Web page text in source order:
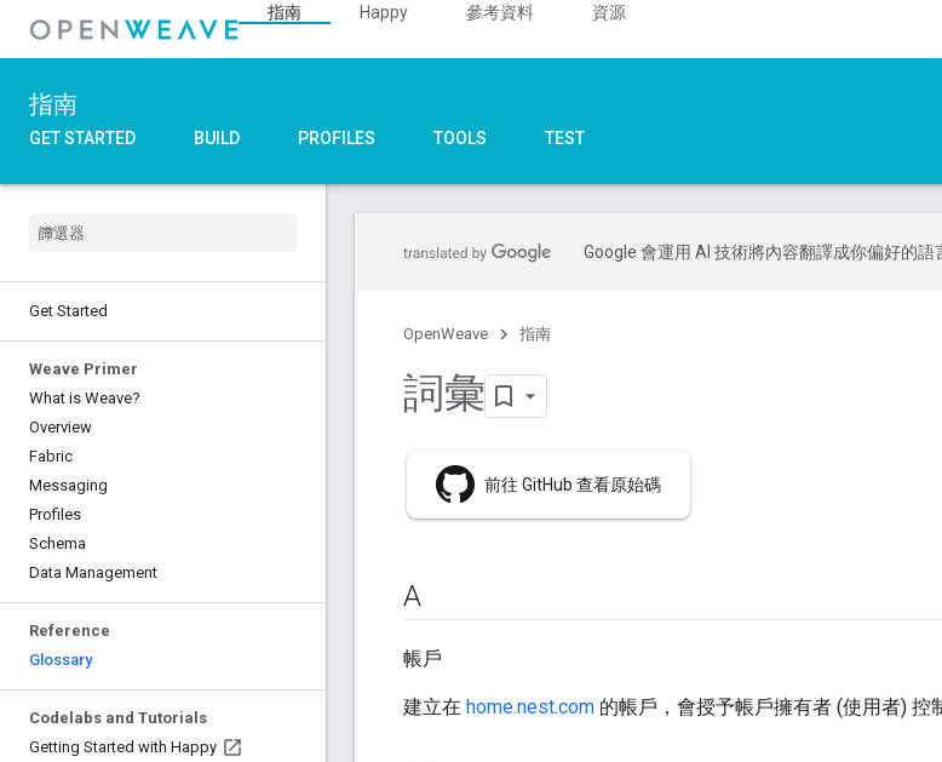
指南 Happy 參考資料
資源
指南
GET STARTED BUILD PROFILES TOOLS TEST
Get Started
Weave Primer
What is Weave?
Overview
Fabric
Messaging
Profiles
Schema
Data Management
Reference
Glossary
Codelabs and Tutorials
Getting Started with Happy
Google 會運用 AI 技術將內容翻譯成你偏好的語
OpenWeave 指南
詞彙
前往 GitHub 查看原始碼
A
帳戶
建立在 home.nest.com 的帳戶，會授予帳戶擁有者 (使用者) 控